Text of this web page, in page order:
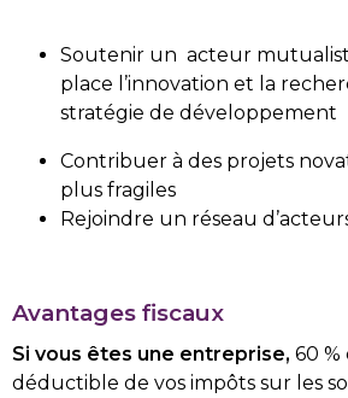
Soutenir un acteur
place l’innovation et la
stratégie de développement
Contribuer à des projets
plus fragiles
Rejoindre un réseau
Avantages fiscaux
Si vous êtes une entreprise, 60
déductible de vos impôts sur les